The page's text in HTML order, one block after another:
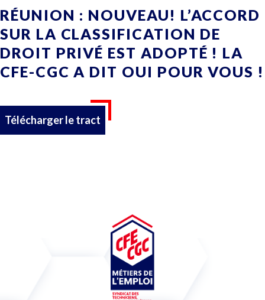
RÉUNION : NOUVEAU! L’ACCORD
SUR LA CLASSIFICATION DE
DROIT PRIVÉ EST ADOPTÉ ! LA
CFE-CGC A DIT OUI POUR VOUS !
Télécharger le tract